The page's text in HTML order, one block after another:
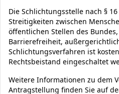
Die Schlichtungsstelle nach §
Streitigkeiten zwischen
öffentlichen Stellen des
Barrierefreiheit,
Schlichtungsverfahren ist
Rechtsbeistand eingeschaltet
Weitere Informationen zu dem
Antragstellung finden Sie auf